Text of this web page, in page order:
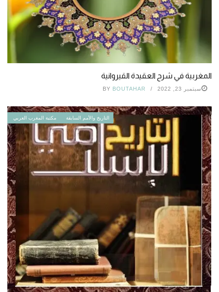
المغربية في شرح العقيدة القيروانية
سبتمبر 23, 2022 BY BOUTAHAR
التاريخ والأمم السابقة مكتبة المغرب العربي